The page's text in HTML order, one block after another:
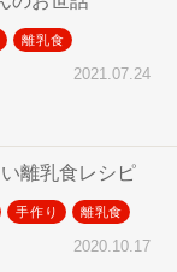
離乳食
2021.07.24
離乳食レシピ
手作り 離乳食
2020.10.17